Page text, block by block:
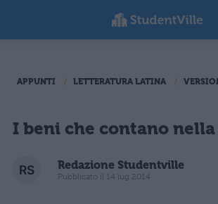
APPUNTI LETTERATURA LATINA
I beni che contano
Redazione Studentville
Pubblicato il 14 lug 2014